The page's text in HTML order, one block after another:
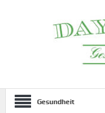
Gesundheit